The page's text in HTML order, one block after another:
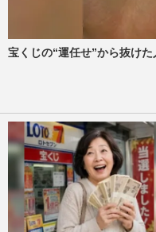
宝くじの“運任せ”から抜け